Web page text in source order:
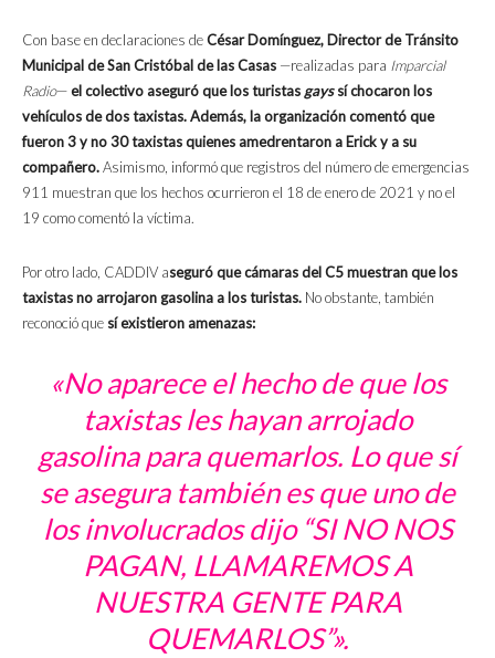
Con base en declaraciones deCésar Domínguez, Director de Tránsito
Municipal de San Cristóbal de las Casas —realizadas para Imparcial
Radio—el colectivo aseguró que los turistasgayssí chocaron los
vehículos de dos taxistas. Además, la organización comentó que
fueron 3 y no 30 taxistas quienes amedrentaron a Erick y a su
compañero.Asimismo, informó que registros del número de emergencias
911 muestran que los hechos ocurrieron el 18 de enero de 2021 y no el
19 como comentó la víctima.
Por otro lado, CADDIV aseguró que cámaras del C5 muestran que los
taxistas no arrojaron gasolina a los turistas. No obstante, también
reconoció que sí existieron amenazas:
«No aparece el hecho de que los
taxistas les hayan arrojado
gasolina para quemarlos. Lo que sí
se asegura también es que uno de
los involucrados dijo “SI NO NOS
PAGAN, LLAMAREMOS A
NUESTRA GENTE PARA
QUEMARLOS”».